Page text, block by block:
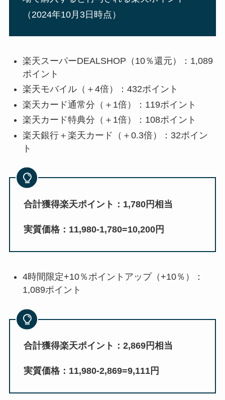
（2024年10月3日時点）
楽天スーパーDEALSHOP（10％還元）：1,089
ポイント
楽天モバイル（＋4倍）：432ポイント
楽天カード通常分（＋1倍）：119ポイント
楽天カード特典分（＋1倍）：108ポイント
楽天銀行＋楽天カード（＋0.3倍）：32ポイン
ト
合計獲得楽天ポイント：1,780円相当
実質価格：11,980-1,780=10,200円
4時間限定+10％ポイントアップ（+10％）：
1,089ポイント
合計獲得楽天ポイント：2,869円相当
実質価格：11,980-2,869=9,111円